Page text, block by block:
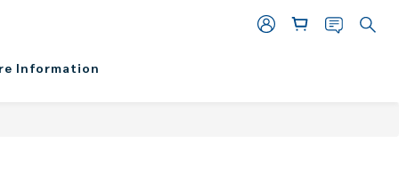
Information